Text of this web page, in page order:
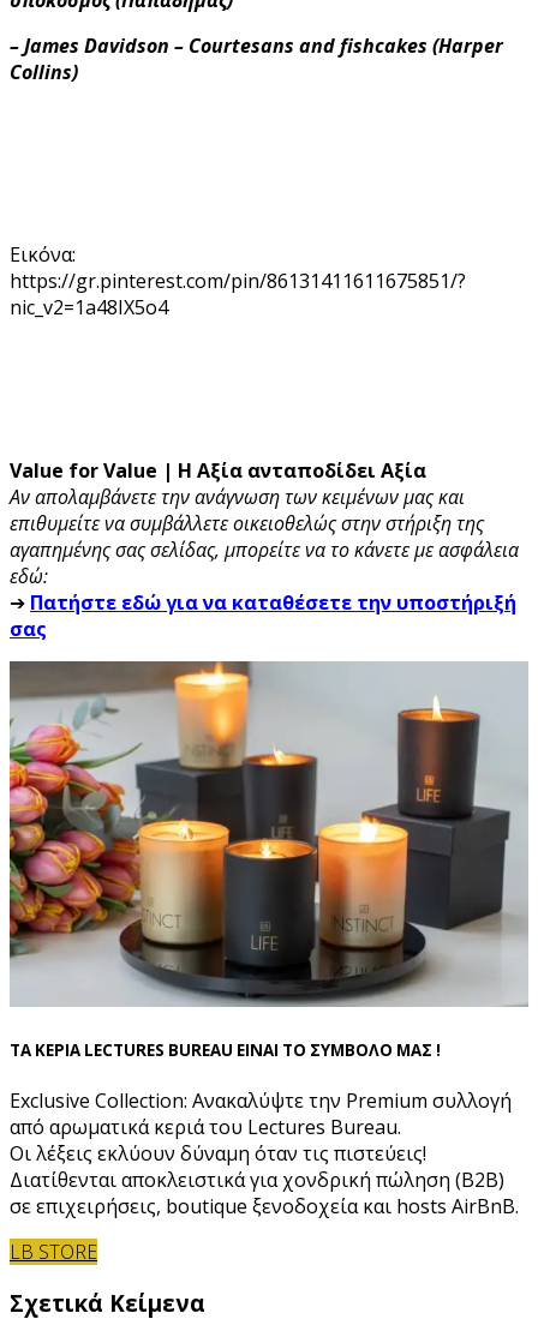
– James Davidson – Courtesans and fishcakes (Harper
Collins)
Εικόνα:
https://gr.pinterest.com/pin/86131411611675851/?
nic_v2=1a48IX5o4
Value for Value | Η Αξία ανταποδίδει Αξία
Αν απολαμβάνετε την ανάγνωση των κειμένων μας και
επιθυμείτε να συμβάλλετε οικειοθελώς στην στήριξη της
αγαπημένης σας σελίδας, μπορείτε να το κάνετε με ασφάλεια
εδώ:
➔ Πατήστε εδώ για να καταθέσετε την υποστήριξή
σας
ΤΑ ΚΕΡΙΑ LECTURES BUREAU ΕΙΝΑΙ ΤΟ ΣΥΜΒΟΛΟ ΜΑΣ !
Exclusive Collection: Ανακαλύψτε την Premium συλλογή
από αρωματικά κεριά του Lectures Bureau.
Οι λέξεις εκλύουν δύναμη όταν τις πιστεύεις!
Διατίθενται αποκλειστικά για χονδρική πώληση (B2B)
σε επιχειρήσεις, boutique ξενοδοχεία και hosts AirBnB.
LB STORE
Σχετικά Κείμενα